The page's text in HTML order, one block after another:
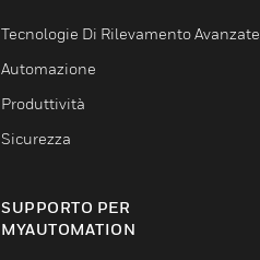
Tecnologie Di Rilevamento Avanzate
Automazione
Produttività
Sicurezza
SUPPORTO PER
MYAUTOMATION